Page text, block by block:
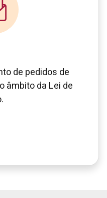
de pedidos de
âmbito da Lei de